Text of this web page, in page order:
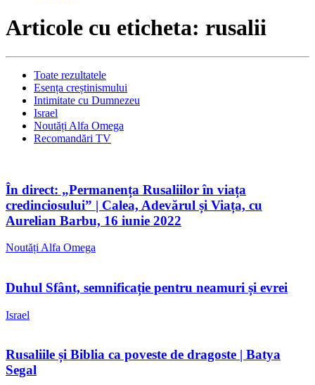
Articole cu eticheta: rusalii
Toate rezultatele
Esența creștinismului
Intimitate cu Dumnezeu
Israel
Noutăți Alfa Omega
Recomandări TV
În direct: „Permanența Rusaliilor în viața
credinciosului” | Calea, Adevărul și Viața, cu
Aurelian Barbu, 16 iunie 2022
Noutăți Alfa Omega
Duhul Sfânt, semnificație pentru neamuri și evrei
Israel
Rusaliile și Biblia ca poveste de dragoste | Batya
Segal